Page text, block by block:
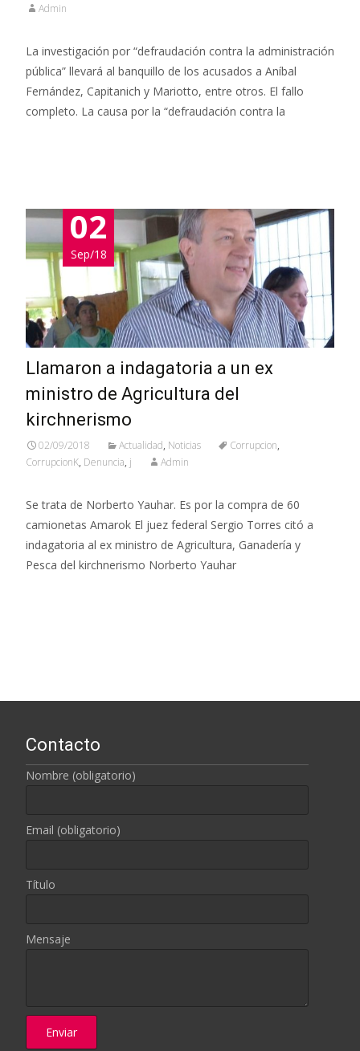
Admin
La investigación por “defraudación contra la administración
pública” llevará al banquillo de los acusados a Aníbal
Fernández, Capitanich y Mariotto, entre otros. El fallo
completo. La causa por la “defraudación contra la
02
Sep/18
Llamaron a indagatoria a un ex
ministro de Agricultura del
kirchnerismo
02/09/2018 Actualidad, Noticias Corrupcion,
CorrupcionK, Denuncia, j Admin
Se trata de Norberto Yauhar. Es por la compra de 60
camionetas Amarok El juez federal Sergio Torres citó a
indagatoria al ex ministro de Agricultura, Ganadería y
Pesca del kirchnerismo Norberto Yauhar
Contacto
Nombre (obligatorio)
Email (obligatorio)
Título
Mensaje